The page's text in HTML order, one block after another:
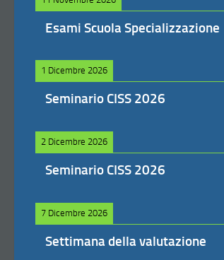
Esami Scuola Specializzazione
1 Dicembre 2026
Seminario CISS 2026
2 Dicembre 2026
Seminario CISS 2026
7 Dicembre 2026
Settimana della valutazione